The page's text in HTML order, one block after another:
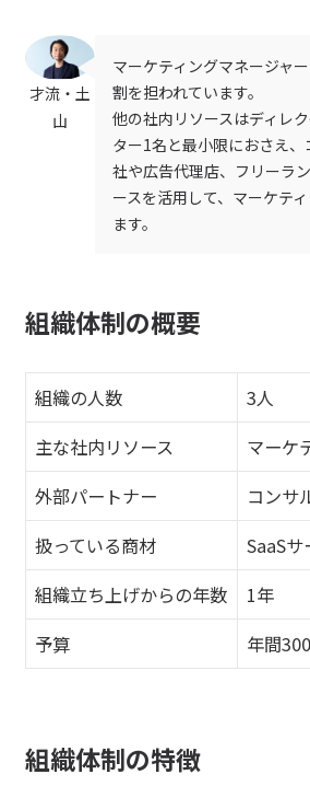
才流・土
山
マーケティングマネージャ
割を担われています。
他の社内リソースはディレ
ター1名と最小限におさえ
社や広告代理店、フリーラ
ースを活用して、マーケテ
ます。
組織体制の概要
組織の人数
3人
主な社内リソース
マーケ
外部パートナー
コンサ
扱っている商材
SaaSサ
組織立ち上げからの年数
1年
予算
年間
組織体制の特徴